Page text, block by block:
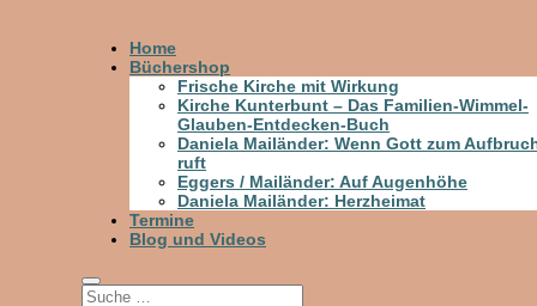
Home
Büchershop
Frische Kirche mit Wirkung
Kirche Kunterbunt – Das Familien-Wimmel-
Glauben-Entdecken-Buch
Daniela Mailänder: Wenn Gott zum
ruft
Eggers / Mailänder: Auf Augenhöhe
Daniela Mailänder: Herzheimat
Termine
Blog und Videos